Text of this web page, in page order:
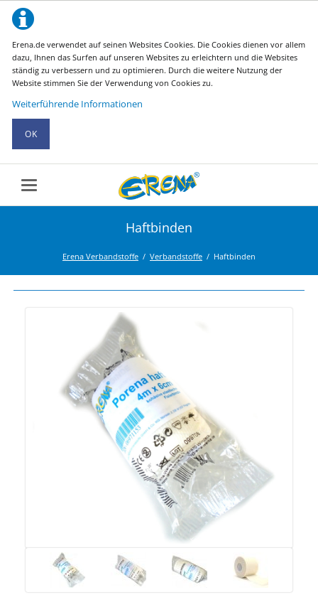
Erena.de verwendet auf seinen Websites Cookies. Die Cookies dienen vor allem
dazu, Ihnen das Surfen auf unseren Websites zu erleichtern und die Websites
ständig zu verbessern und zu optimieren. Durch die weitere Nutzung der
Website stimmen Sie der Verwendung von Cookies zu.
Weiterführende Informationen
OK
Haftbinden
Erena Verbandstoffe Verbandstoffe Haftbinden